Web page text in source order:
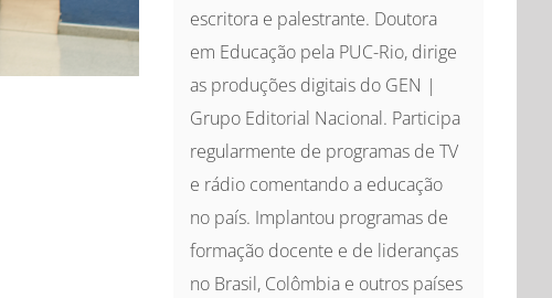
escritora e palestrante. Doutora
em Educação pela PUC-Rio, dirige
as produções digitais do GEN |
Grupo Editorial Nacional. Participa
regularmente de programas de TV
e rádio comentando a educação
no país. Implantou programas de
formação docente e de lideranças
no Brasil, Colômbia e outros países